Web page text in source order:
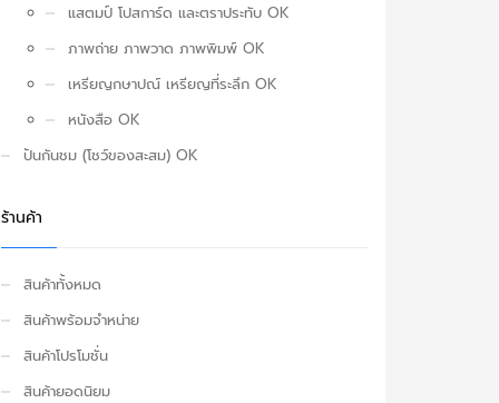
แสตมป์ โปสการ์ด และตราประทับ OK
ภาพถ่าย ภาพวาด ภาพพิมพ์ OK
เหรียญกษาปณ์ เหรียญที่ระลึก OK
หนังสือ OK
ปันกันชม (โชว์ของสะสม) OK
ร้านค้า
สินค้าทั้งหมด
สินค้าพร้อมจำหน่าย
สินค้าโปรโมชั่น
สินค้ายอดนิยม